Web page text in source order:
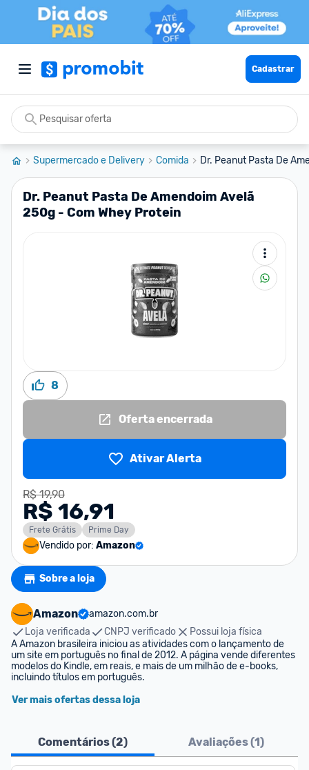
Cadastrar
Supermercado e Delivery Comida Dr. Peanut Pasta De
Dr. Peanut Pasta De Amendoim Avelã
250g - Com Whey Protein
8
Oferta encerrada
Ativar Alerta
R$ 19,90
R$ 16,91
Frete Grátis Prime Day
Vendido por: Amazon
Sobre a loja
Amazon
amazon.com.br
Loja verificada
CNPJ verificado
Possui loja física
A Amazon brasileira iniciou as atividades com o lançamento de
um site em português no final de 2012. A página vende diferentes
modelos do Kindle, em reais, e mais de um milhão de e-books,
incluindo títulos em português.
Ver mais ofertas dessa loja
Comentários (2) Avaliações (1)